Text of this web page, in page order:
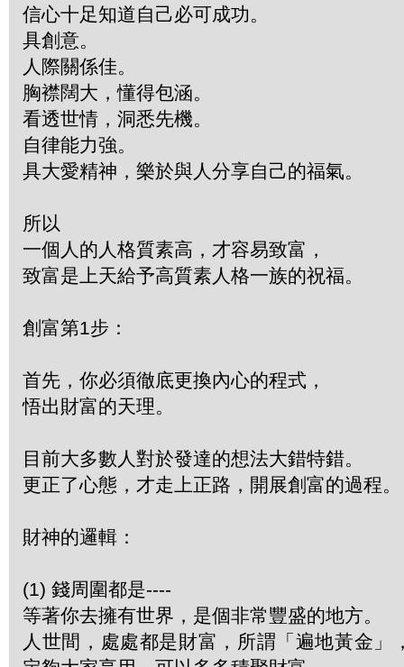
信心十足知道自己必可成功。
具創意。
人際關係佳。
胸襟闊大，懂得包涵。
看透世情，洞悉先機。
自律能力強。
具大愛精神，樂於與人分享自己的福氣。
所以
一個人的人格質素高，才容易致富，
致富是上天給予高質素人格一族的祝福。
創富第1步：
首先，你必須徹底更換內心的程式，
悟出財富的天理。
目前大多數人對於發達的想法大錯特錯。
更正了心態，才走上正路，開展創富的過程。
財神的邏輯：
(1) 錢周圍都是----
等著你去擁有世界，是個非常豐盛的地方。
人世間，處處都是財富，所謂「遍地黃金」